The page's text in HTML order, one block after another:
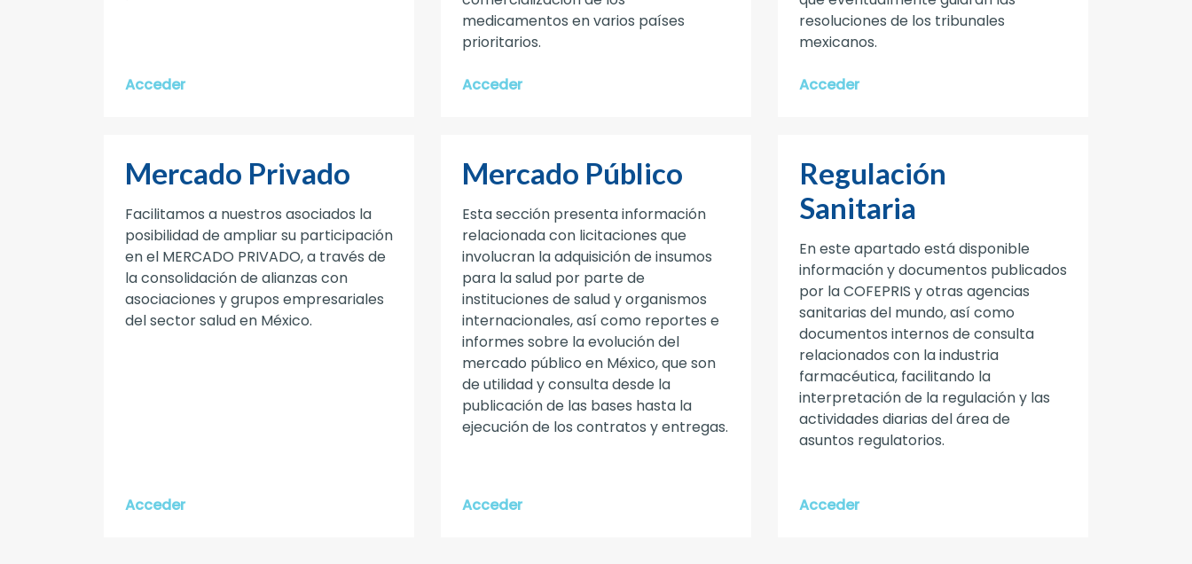
Acceder
medicamentos en varios países
prioritarios.
Acceder
resoluciones de los tribunales
mexicanos.
Acceder
Mercado Privado
Facilitamos a nuestros asociados la
posibilidad de ampliar su participación
en el MERCADO PRIVADO, a través de
la consolidación de alianzas con
asociaciones y grupos empresariales
del sector salud en México.
Acceder
Mercado Público
Esta sección presenta información
relacionada con licitaciones que
involucran la adquisición de insumos
para la salud por parte de
instituciones de salud y organismos
internacionales, así como reportes e
informes sobre la evolución del
mercado público en México, que son
de utilidad y consulta desde la
publicación de las bases hasta la
ejecución de los contratos y entregas.
Acceder
Regulación
Sanitaria
En este apartado está disponible
información y documentos publicados
por la COFEPRIS y otras agencias
sanitarias del mundo, así como
documentos internos de consulta
relacionados con la industria
farmacéutica, facilitando la
interpretación de la regulación y las
actividades diarias del área de
asuntos regulatorios.
Acceder